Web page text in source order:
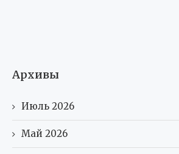
Архивы
Июль 2026
Май 2026